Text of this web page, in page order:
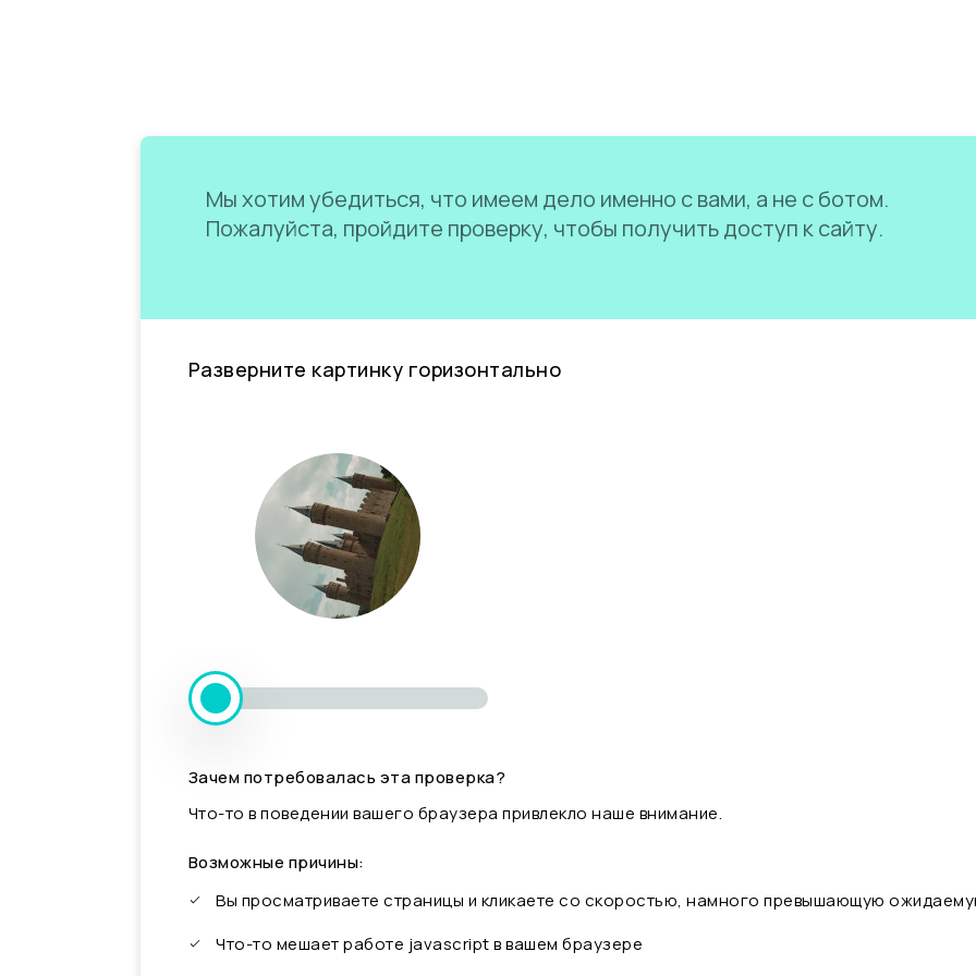
Мы хотим убедиться, что имеем дело именно с вами, а не с ботом.
Пожалуйста, пройдите проверку, чтобы получить доступ к сайту.
Разверните картинку горизонтально
Зачем потребовалась эта проверка?
Что-то в поведении вашего браузера привлекло наше внимание.
Возможные причины:
Вы просматриваете страницы и кликаете со скоростью, намного превышающую
Что-то мешает работе javascript в вашем браузере